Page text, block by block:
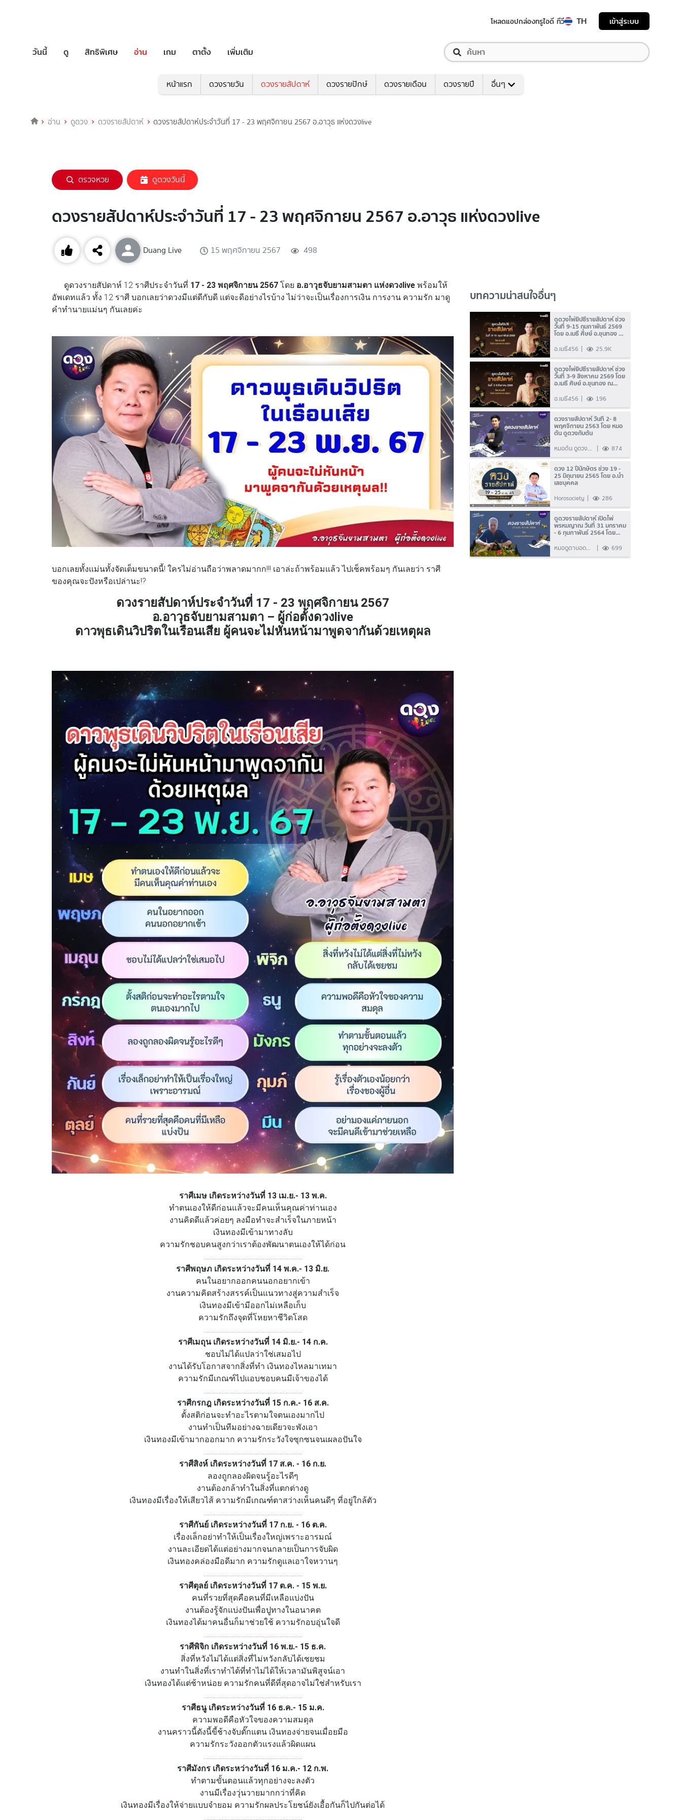
โหลดแอปกล่องทรูไอดี ทีวี TH เข้าสู่ระบบ
วันนี้ ดู สิทธิพิเศษ อ่าน เกม ตาตั้ง เพิ่มเติม
หน้าแรก ดวงรายวัน ดวงรายสัปดาห์ ดวงรายปักษ์ ดวงรายเดือน ดวงรายปี อื่นๆ
อ่าน ดูดวง ดวงรายสัปดาห์ ดวงรายสัปดาห์ประจำวันที่ 17 - 23 พฤศจิกายน 2567 อ.อาวุธ แห่งดวงlive
ตรวจหวย ดูดวงวันนี้
ดวงรายสัปดาห์ประจำวันที่ 17 - 23 พฤศจิกายน 2567 อ.อาวุธ แห่งดวงlive
Duang Live 15 พฤศจิกายน 2567 498
ดูดวงรายสัปดาห์ 12 ราศีประจำวันที่ 17 - 23 พฤศจิกายน 2567 โดย อ.อาวุธจับยามสามตา แห่งดวงlive พร้อมให้
อัพเดทแล้ว ทั้ง 12 ราศี บอกเลยว่าดวงมีแต่ดีกับดี แต่จะดีอย่างไรบ้าง ไม่ว่าจะเป็นเรื่องการเงิน การงาน ความรัก มาดู
คำทำนายแม่นๆ กันเลยค่ะ
บอกเลยทั้งเเม่นทั้งจัดเต็มขนาดนี้! ใครไม่อ่านถือว่าพลาดมากก!!! เอาล่ะถ้าพร้อมเเล้ว ไปเช็คพร้อมๆ กันเลยว่า ราศี
ของคุณจะปังหรือเปล่านะ!?
ดวงรายสัปดาห์ประจำวันที่ 17 - 23 พฤศจิกายน 2567
อ.อาวุธจับยามสามตา – ผู้ก่อตั้งดวงlive
ดาวพุธเดินวิปริตในเรือนเสีย ผู้คนจะไม่หันหน้ามาพูดจากันด้วยเหตุผล
ราศีเมษ เกิดระหว่างวันที่ 13 เม.ย.- 13 พ.ค.
ทำตนเองให้ดีก่อนแล้วจะมีคนเห็นคุณค่าท่านเอง
งานคิดดีแล้วค่อยๆ ลงมือทำจะสำเร็จในภายหน้า
เงินทองมีเข้ามาทางลับ
ความรักชอบคนสูงกว่าเราต้องพัฒนาตนเองให้ได้ก่อน
.................................................................
ราศีพฤษภ เกิดระหว่างวันที่ 14 พ.ค.- 13 มิ.ย.
คนในอยากออกคนนอกอยากเข้า
งานความคิดสร้างสรรค์เป็นแนวทางสู่ความสำเร็จ
เงินทองมีเข้ามีออกไม่เหลือเก็บ
ความรักถึงจุดที่โหยหาชีวิตโสด
.................................................................
ราศีเมถุน เกิดระหว่างวันที่ 14 มิ.ย.- 14 ก.ค.
ชอบไม่ได้แปลว่าใช่เสมอไป
งานได้รับโอกาสจากสิ่งที่ทำ เงินทองไหลมาเทมา
ความรักมีเกณฑ์ไปแอบชอบคนมีเจ้าของได้
.................................................................
ราศีกรกฎ เกิดระหว่างวันที่ 15 ก.ค.- 16 ส.ค.
ตั้งสติก่อนจะทำอะไรตามใจตนเองมากไป
งานทำเป็นทีมอย่างฉายเดียวจะพังเอา
เงินทองมีเข้ามากออกมาก ความรักระวังใจซุกซนจนเผลอปันใจ
.................................................................
ราศีสิงห์ เกิดระหว่างวันที่ 17 ส.ค. - 16 ก.ย.
ลองถูกลองผิดจนรู้อะไรดีๆ
งานต้องกล้าทำในสิ่งที่แตกต่างดู
เงินทองมีเรื่องให้เสียวไส้ ความรักมีเกณฑ์ตาสว่างเห็นคนดีๆ ที่อยู่ใกล้ตัว
.................................................................
ราศีกันย์ เกิดระหว่างวันที่ 17 ก.ย. - 16 ต.ค.
เรื่องเล็กอย่าทำให้เป็นเรื่องใหญ่เพราะอารมณ์
งานละเอียดได้แต่อย่างมากจนกลายเป็นการจับผิด
เงินทองคล่องมือดีมาก ความรักดูแลเอาใจหวานๆ
.................................................................
ราศีตุลย์ เกิดระหว่างวันที่ 17 ต.ค. - 15 พ.ย.
คนที่รวยที่สุดคือคนที่มีเหลือแบ่งปัน
งานต้องรู้จักแบ่งปันเพื่อปูทางในอนาคต
เงินทองได้มาคนอื่นก็มาช่วยใช้ ความรักอบอุ่นใจดี
.................................................................
ราศีพิจิก เกิดระหว่างวันที่ 16 พ.ย.- 15 ธ.ค.
สิ่งที่หวังไม่ได้แต่สิ่งที่ไม่หวังกลับได้เชยชม
งานทำในสิ่งที่เราทำได้ที่ทำไม่ได้ให้เวลามันพิสูจน์เอา
เงินทองได้แต่ช้าหน่อย ความรักคนที่ดีที่สุดอาจไม่ใช่สำหรับเรา
.................................................................
ราศีธนู เกิดระหว่างวันที่ 16 ธ.ค.- 15 ม.ค.
ความพอดีคือหัวใจของความสมดุล
งานคราวนี้ดังนี้ขี้ช้างจับตั๊กแตน เงินทองจ่ายจนเมื่อยมือ
ความรักระวังออกตัวแรงแล้วผิดแผน
.................................................................
ราศีมังกร เกิดระหว่างวันที่ 16 ม.ค.- 12 ก.พ.
ทำตามขั้นตอนแล้วทุกอย่างจะลงตัว
งานมีเรื่องวุ่นวายมากกว่าที่คิด
เงินทองมีเรื่องให้จ่ายแบบจำยอม ความรักผลประโยชน์ยังเอื้อกันก็ไปกันต่อได้
.................................................................
บทความน่าสนใจอื่นๆ
ดูดวงไพ่ยิปซีรายสัปดาห์ ช่วง
วันที่ 9-15 กุมภาพันธ์ 2569
โดย อ.เมธี ศิษย์ อ.ขุนทอง ณ
อ.เมธี456 25.9K
ดูดวงไพ่ยิปซีรายสัปดาห์ ช่วง
วันที่ 3-9 สิงหาคม 2569 โดย
อ.เมธี ศิษย์ อ.ขุนทอง ณ
อ.เมธี456 196
ดวงรายสัปดาห์ วันที่ 2- 8
พฤศจิกายน 2563 โดย หมอ
ต้น ดูดวงกับต้น
หมอต้น ดูดวง
กับต้น
874
ดวง 12 ปีนักษัตร ช่วง 19 -
25 มิถุนายน 2565 โดย อ.นำ
เสขบุคคล
Horosociety 286
ดูดวงรายสัปดาห์ เปิดไพ่
พรหมญาณ วันที่ 31 มกราคม
- 6 กุมภาพันธ์ 2564 โดย
หมอดูตาบอด
ทิพยเนตร
699